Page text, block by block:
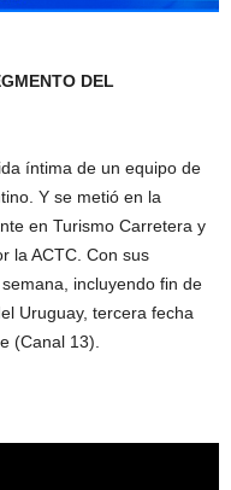
DEL
íntima de un equipo de
Y se metió en la
en Turismo Carretera y
la ACTC. Con sus
incluyendo fin de
Uruguay, tercera fecha
(Canal 13).